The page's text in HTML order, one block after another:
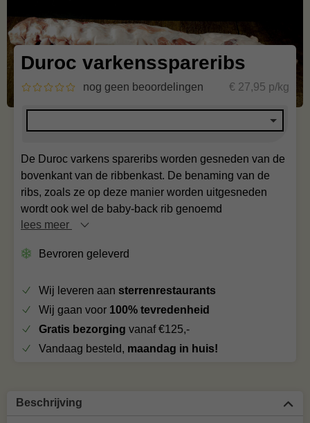
Duroc varkensspareribs
nog geen beoordelingen € 27,95 p/kg
De Duroc varkens spareribs worden gesneden van de
bovenkant van de ribbenkast. De benaming van de
ribs, zoals ze op deze manier worden uitgesneden
wordt ook wel de baby-back rib genoemd
lees meer
Bevroren geleverd
Wij leveren aan sterrenrestaurants
Wij gaan voor 100% tevredenheid
Gratis bezorging vanaf €125,-
Vandaag besteld, maandag in huis!
Beschrijving